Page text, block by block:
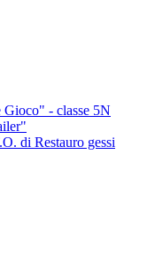
- classe 5N
di Restauro gessi